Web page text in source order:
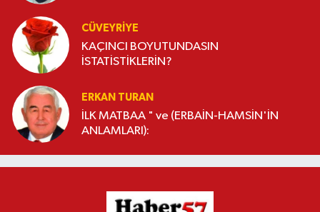
CÜVEYRIYE
KAÇINCI BOYUTUNDASIN
İSTATİSTİKLERİN?
ERKAN TURAN
İLK MATBAA " ve (ERBAİN-HAMSİN'İN
ANLAMLARI):